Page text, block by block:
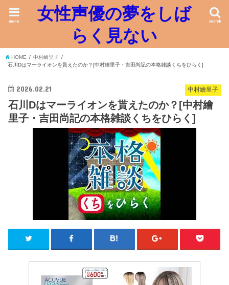
女性声優の夢をしば
らく見ない
search
menu
HOME
中村繪里子
石川Dはマーライオンを貰えたのか？[中村繪里子・吉田尚記の本格雑談くちをひらく]
中村繪里子
2026.02.21
石川Dはマーライオンを貰えたのか？[中村繪
里子・吉田尚記の本格雑談くちをひらく]